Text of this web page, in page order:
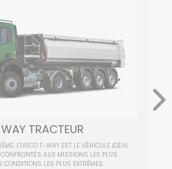
TRACTEUR
L'IVECO T-WAY EST LE VÉHICULE IDÉAL
AUX MISSIONS LES PLUS
CONDITIONS LES PLUS EXTRÊMES.